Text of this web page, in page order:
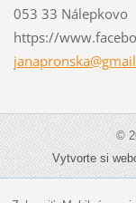
053 33 Nálepkovo
https://
janapronska@gmai
©
Vytvorte si